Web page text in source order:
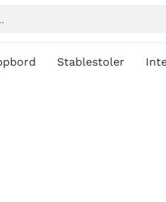
Stablestoler